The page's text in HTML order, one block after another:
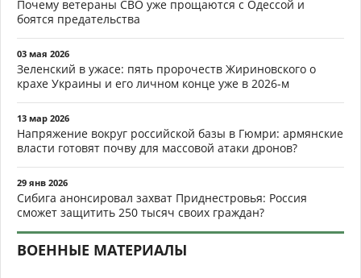
Почему ветераны СВО уже прощаются с Одессой и
боятся предательства
03 мая 2026
Зеленский в ужасе: пять пророчеств Жириновского о
крахе Украины и его личном конце уже в 2026-м
13 мар 2026
Напряжение вокруг российской базы в Гюмри: армянские
власти готовят почву для массовой атаки дронов?
29 янв 2026
Сибига анонсировал захват Приднестровья: Россия
сможет защитить 250 тысяч своих граждан?
ВОЕННЫЕ МАТЕРИАЛЫ